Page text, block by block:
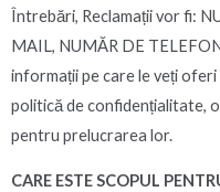
Întrebări, Reclamații vor fi:
MAIL, NUMĂR DE
informații pe care le veți
politică de confidențialitate,
pentru prelucrarea lor.
CARE ESTE SCOPUL